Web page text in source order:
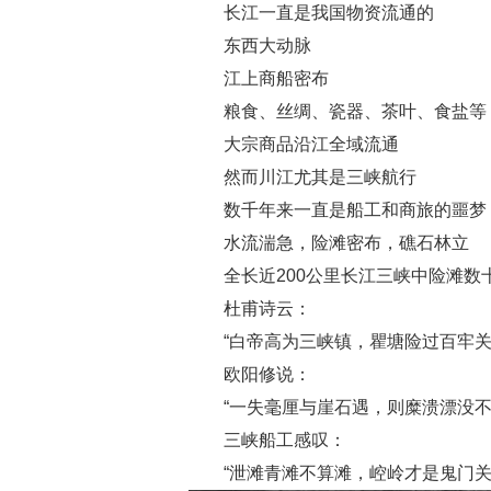
长江一直是我国物资流通的
东西大动脉
江上商船密布
粮食、丝绸、瓷器、茶叶、食盐等
大宗商品沿江全域流通
然而川江尤其是三峡航行
数千年来一直是船工和商旅的噩梦
水流湍急，险滩密布，礁石林立
全长近200公里长江三峡中险滩数
杜甫诗云：
“白帝高为三峡镇，瞿塘险过百牢关
欧阳修说：
“一失毫厘与崖石遇，则糜溃漂没
三峡船工感叹：
“泄滩青滩不算滩，崆岭才是鬼门关